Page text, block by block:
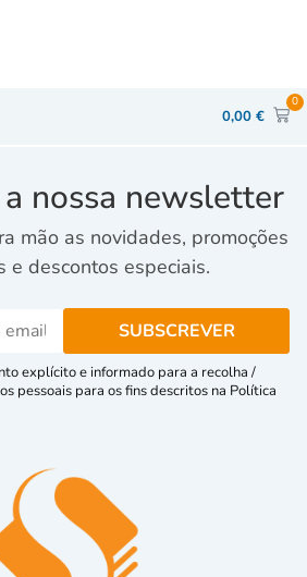
0,00 €
0
nossa newsletter
mão as novidades, promoções
e descontos especiais.
explícito e informado para a recolha /
pessoais para os fins descritos na Política